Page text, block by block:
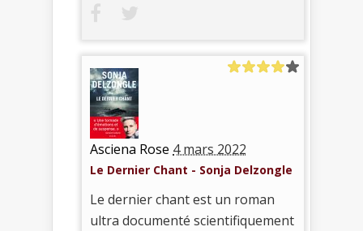
Asciena Rose 4 mars 2022
Le Dernier Chant - Sonja Delzongle
Le dernier chant est un roman
ultra documenté scientifiquement